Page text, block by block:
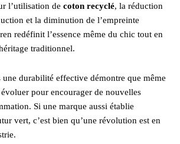
l’utilisation de coton recyclé, la réduction
et la diminution de l’empreinte
redéfinit l’essence même du chic tout en
traditionnel.
une durabilité effective démontre que même
pour encourager de nouvelles
Si une marque aussi établie
vert, c’est bien qu’une révolution est en